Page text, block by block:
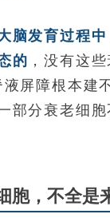
脑发育过程
的 ，没有这
屏障根本建
部分衰老细
胞，不全是